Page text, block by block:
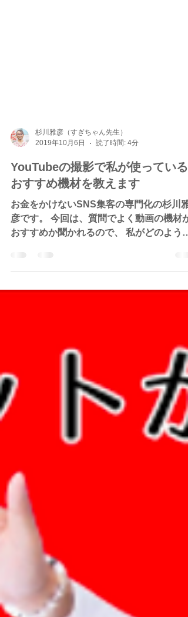
杉川雅彦（すぎちゃん先生）
2019年10月6日
読了時間: 4分
おすすめ機材を教えます
お金をかけないSNS集客の専門化の杉川雅
機材を使って撮影をおこなっているのかを
お話ししていきたいと思います。 撮影機材